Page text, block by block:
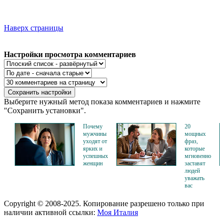
Наверх страницы
Настройки просмотра комментариев
Выберите нужный метод показа комментариев и нажмите
"Сохранить установки".
Почему
мужчины
уходят от
ярких и
успешных
женщин
20
мощных
фраз,
которые
мгновенно
заставят
людей
уважать
вас
Copyright © 2008-2025. Копирование разрешено только при
наличии активной ссылки: Моя Италия